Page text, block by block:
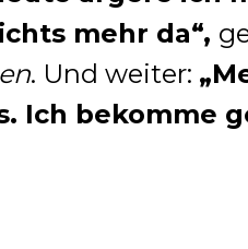
mehr da“,
. Und weiter:
Ich bekomme